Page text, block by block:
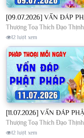
Thượng Toạ Thích Đạo Thịnh
12 lượt xem
Thượng Toạ Thích Đạo Thịnh
12 lượt xem